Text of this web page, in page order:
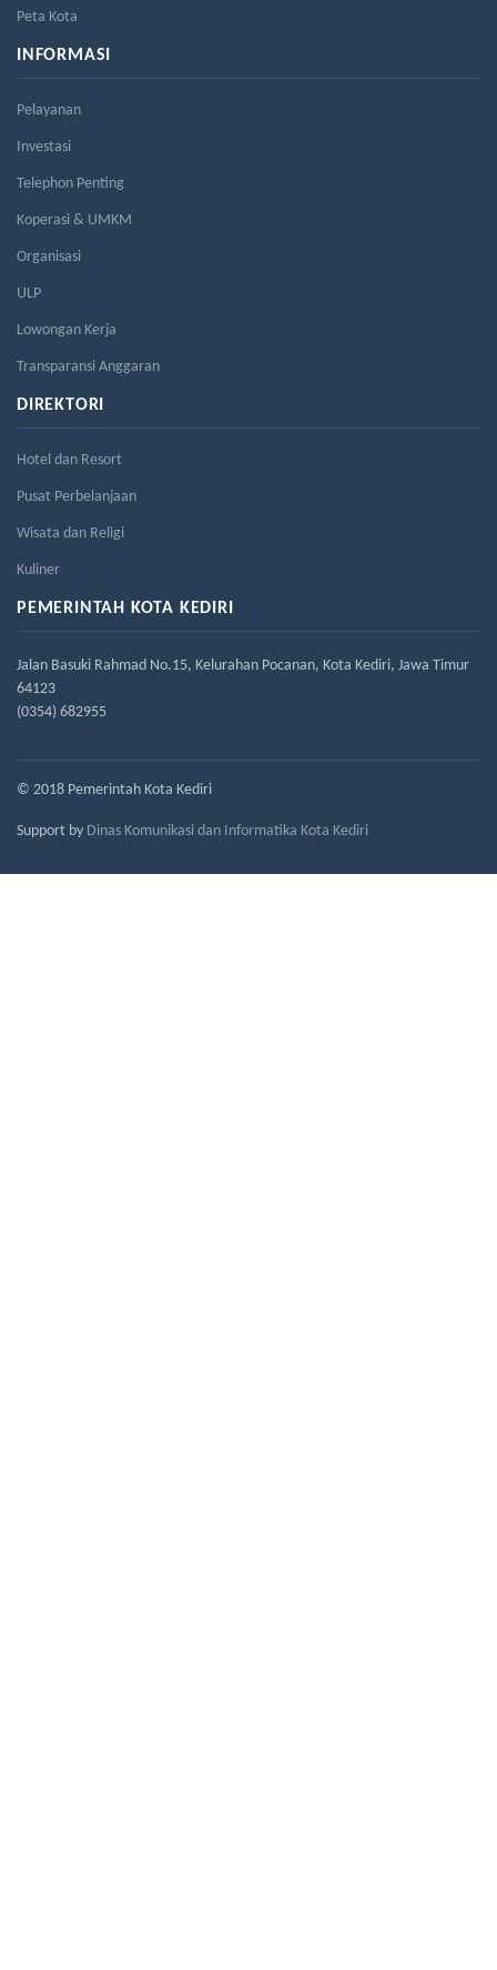
Peta Kota
INFORMASI
Pelayanan
Investasi
Telephon Penting
Koperasi & UMKM
Organisasi
ULP
Lowongan Kerja
Transparansi Anggaran
DIREKTORI
Hotel dan Resort
Pusat Perbelanjaan
Wisata dan Religi
Kuliner
PEMERINTAH KOTA KEDIRI
Jalan Basuki Rahmad No.15, Kelurahan Pocanan, Kota Kediri, Jawa Timur
64123
(0354) 682955
© 2018 Pemerintah Kota Kediri
Support by Dinas Komunikasi dan Informatika Kota Kediri